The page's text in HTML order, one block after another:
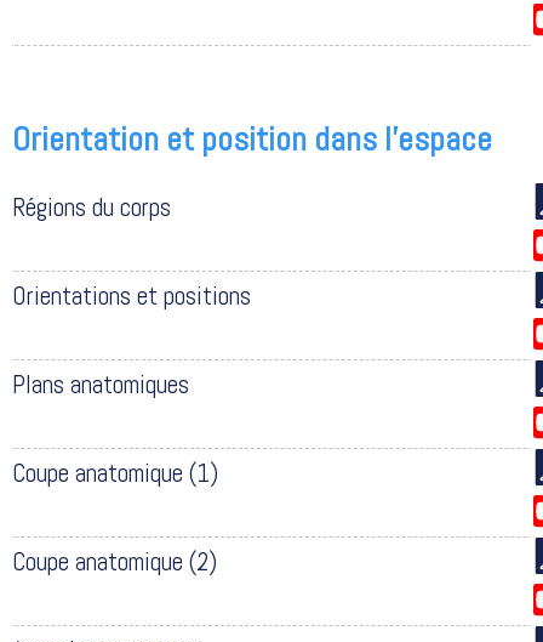
Orientation et position dans l'espace
Régions du corps
Orientations et positions
Plans anatomiques
Coupe anatomique (1)
Coupe anatomique (2)